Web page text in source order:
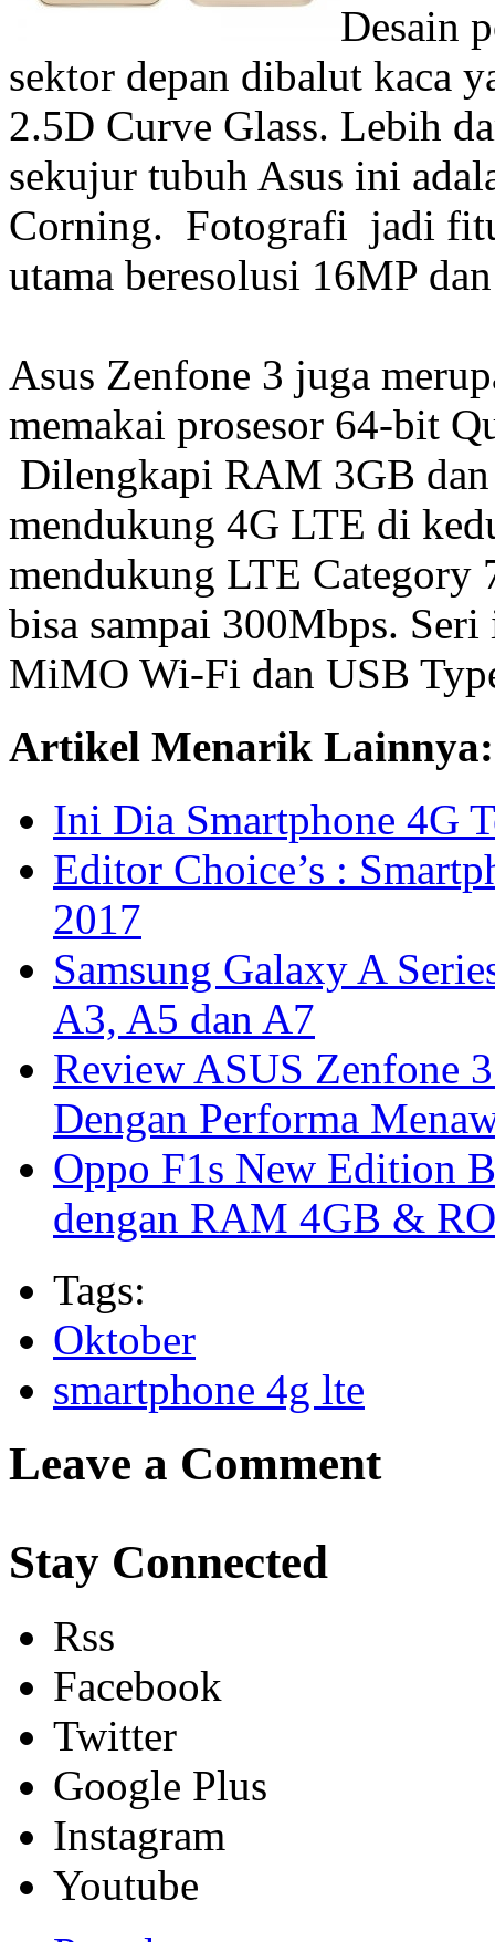
Desain
sektor depan dibalut kaca
2.5D Curve Glass. Lebih
sekujur tubuh Asus ini
Corning. Fotografi jadi
utama beresolusi 16MP
Asus Zenfone 3 juga
memakai prosesor 64-bit
Dilengkapi RAM 3GB
mendukung 4G LTE di
mendukung LTE Category
bisa sampai 300Mbps.
MiMO Wi-Fi dan USB
Artikel Menarik Lainnya:
Ini Dia Smartphone 4G
Editor Choice’s :
2017
Samsung Galaxy A
A3, A5 dan A7
Review ASUS Zenfone
Dengan Performa
Oppo F1s New Edition
dengan RAM 4GB &
Tags:
Oktober
smartphone 4g lte
Leave a Comment
Stay Connected
Rss
Facebook
Twitter
Google Plus
Instagram
Youtube